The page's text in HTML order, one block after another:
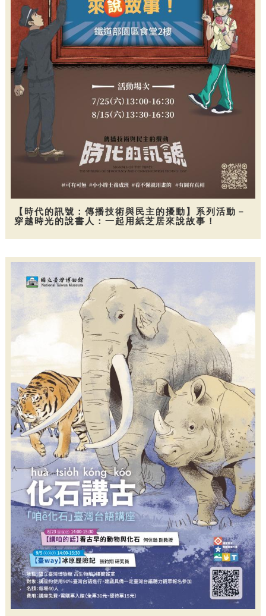
【時代的訊號：傳播技術與民主的擾動】系列活動－
穿越時光的說書人：一起用紙芝居來說故事！